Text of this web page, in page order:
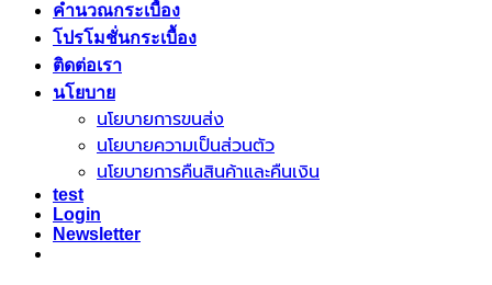
คำนวณกระเบื้อง
โปรโมชั่นกระเบื้อง
ติดต่อเรา
นโยบาย
นโยบายการขนส่ง
นโยบายความเป็นส่วนตัว
นโยบายการคืนสินค้าและคืนเงิน
test
Login
Newsletter